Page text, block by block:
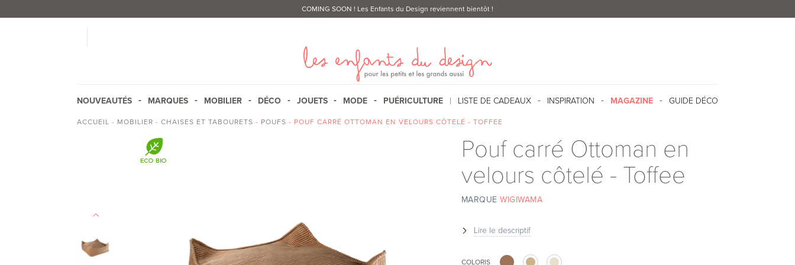
COMING SOON ! Les Enfants du Design reviennent bientôt !
NOUVEAUTÉS MARQUES MOBILIER DÉCO JOUETS MODE PUÉRICULTURE LISTE DE CADEAUX INSPIRATION MAGAZINE GUIDE DÉCO
ACCUEIL - MOBILIER - CHAISES ET TABOURETS - POUFS - POUF CARRÉ OTTOMAN EN VELOURS CÔTELÉ - TOFFEE
Pouf carré Ottoman en
velours côtelé - Toffee
MARQUEWIGIWAMA
Lire le descriptif
COLORIS